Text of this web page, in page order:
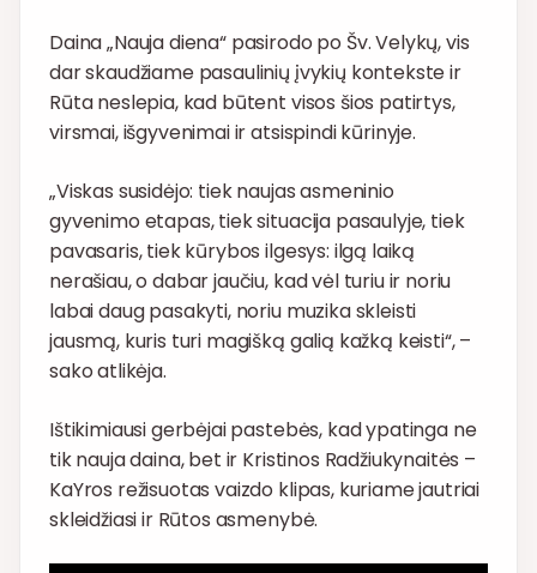
Daina „Nauja diena“ pasirodo po Šv. Velykų, vis
dar skaudžiame pasaulinių įvykių kontekste ir
Rūta neslepia, kad būtent visos šios patirtys,
virsmai, išgyvenimai ir atsispindi kūrinyje.
„Viskas susidėjo: tiek naujas asmeninio
gyvenimo etapas, tiek situacija pasaulyje, tiek
pavasaris, tiek kūrybos ilgesys: ilgą laiką
nerašiau, o dabar jaučiu, kad vėl turiu ir noriu
labai daug pasakyti, noriu muzika skleisti
jausmą, kuris turi magišką galią kažką keisti“, –
sako atlikėja.
Ištikimiausi gerbėjai pastebės, kad ypatinga ne
tik nauja daina, bet ir Kristinos Radžiukynaitės –
KaYros režisuotas vaizdo klipas, kuriame jautriai
skleidžiasi ir Rūtos asmenybė.